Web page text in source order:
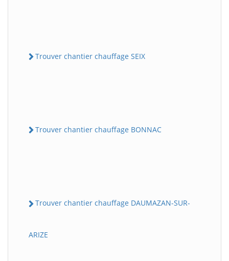
Trouver chantier chauffage SEIX
Trouver chantier chauffage BONNAC
Trouver chantier chauffage DAUMAZAN-SUR-
ARIZE